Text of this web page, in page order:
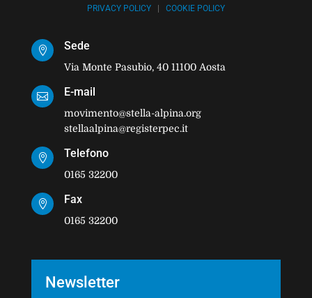
PRIVACY POLICY| COOKIE POLICY
 Sede
Via Monte Pasubio, 40 11100 Aosta
 E-mail
movimento@stella-alpina.org
stellaalpina@registerpec.it
 Telefono
0165 32200
 Fax
0165 32200
Newsletter